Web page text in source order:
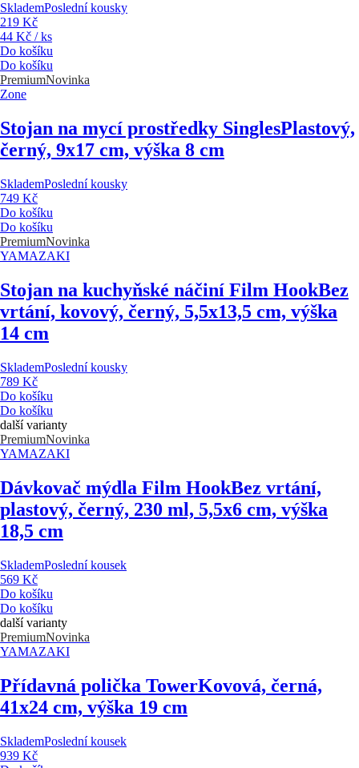
SklademPoslední kousky
219 Kč
44 Kč / ks
Do košíku
Do košíku
PremiumNovinka
Zone
Stojan na mycí prostředky SinglesPlastový,
černý, 9x17 cm, výška 8 cm
SklademPoslední kousky
749 Kč
Do košíku
Do košíku
PremiumNovinka
YAMAZAKI
Stojan na kuchyňské náčiní Film HookBez
vrtání, kovový, černý, 5,5x13,5 cm, výška
14 cm
SklademPoslední kousky
789 Kč
Do košíku
Do košíku
další varianty
PremiumNovinka
YAMAZAKI
Dávkovač mýdla Film HookBez vrtání,
plastový, černý, 230 ml, 5,5x6 cm, výška
18,5 cm
SklademPoslední kousek
569 Kč
Do košíku
Do košíku
další varianty
PremiumNovinka
YAMAZAKI
Přídavná polička TowerKovová, černá,
41x24 cm, výška 19 cm
SklademPoslední kousek
939 Kč